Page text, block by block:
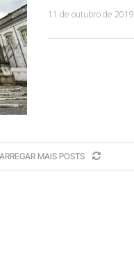
11 de outubro de 2019
MAIS POSTS